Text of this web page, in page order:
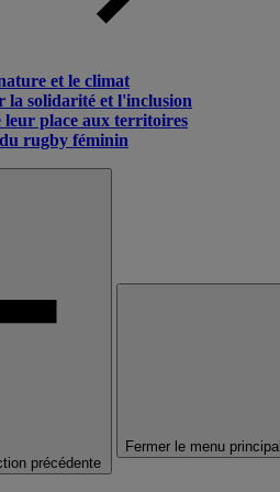
et le climat
la solidarité et l'inclusion
leur place aux territoires
rugby féminin
précédente
Fermer le menu principal